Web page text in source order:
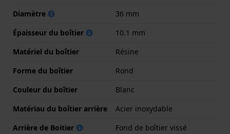
Diamètre
36 mm
Épaisseur du boîtier
10.1 mm
Matériel du boîtier
Résine
Forme du boîtier
Rond
Couleur du boîtier
Blanc
Matériau du boîtier arrière
Acier inoxydable
Arrière de Boitier
Fond de boîtier vissé